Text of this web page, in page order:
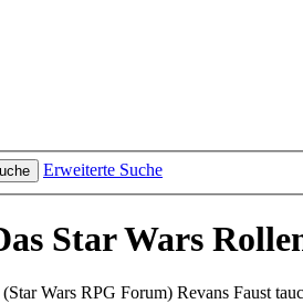
Erweiterte Suche
Star Wars
Wars RPG Forum) Revans Faust